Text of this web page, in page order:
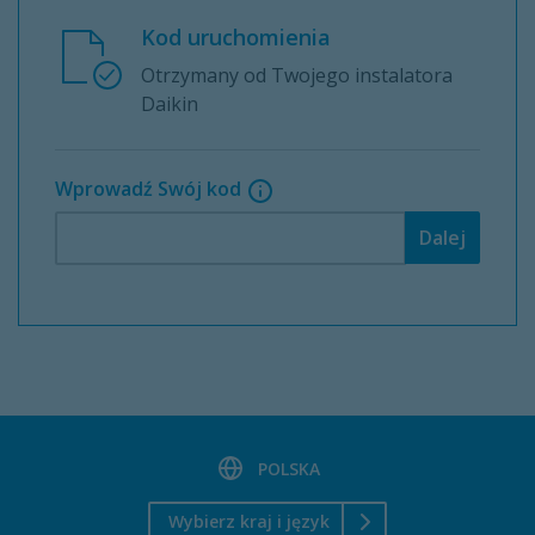
Kod uruchomienia
Otrzymany od Twojego instalatora
Daikin
Wprowadź Swój kod
Dalej
POLSKA
Wybierz kraj i język